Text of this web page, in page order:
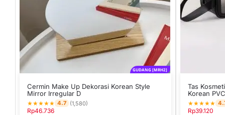
GUDANG [MRH2]
Cermin Make Up Dekorasi Korean Style
Mirror Irregular D
★★★★★ 4.7 (1,580)
Rp46.736
Tas
Korean
★★★★★
Rp39.120